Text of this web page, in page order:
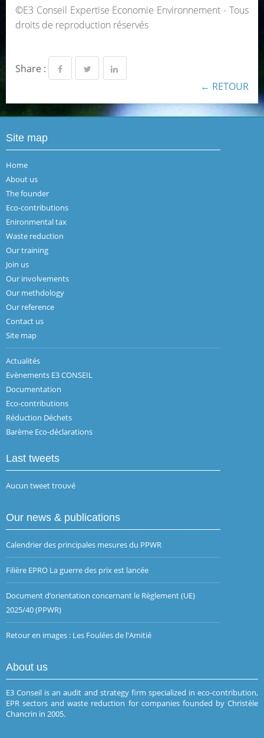
©E3 Conseil Expertise Economie Environnement - Tous
droits de reproduction réservés
Share :
← RETOUR
Site map
Home
About us
The founder
Eco-contributions
Enironmental tax
Waste reduction
Our training
Join us
Our involvements
Our methdology
Our reference
Contact us
Site map
Actualités
Evènements E3 CONSEIL
Documentation
Eco-contributions
Réduction Déchets
Barème Eco-déclarations
Last tweets
Aucun tweet trouvé
Our news & publications
Calendrier des principales mesures du PPWR
Filière EPRO La guerre des prix est lancée
Document d’orientation concernant le Règlement (UE)
2025/40 (PPWR)
Retour en images : Les Foulées de l'Amitié
About us
E3 Conseil is an audit and strategy firm specialized in eco-contribution,
EPR sectors and waste reduction for companies founded by Christèle
Chancrin in 2005.